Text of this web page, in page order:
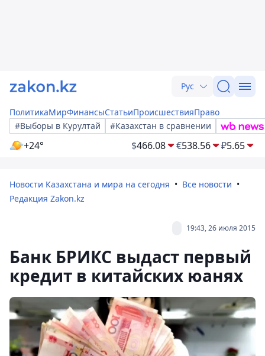
Рус
ПолитикаМирФинансыСтатьиПроисшествияПраво
#Выборы в Курултай
#Казахстан в сравнении
+24° $466.08 €538.56 ₽5.65
Новости Казахстана и мира на сегодня
Все новости
Редакция Zakon.kz
19:43, 26 июля 2015
Банк БРИКС выдаст первый
кредит в китайских юанях